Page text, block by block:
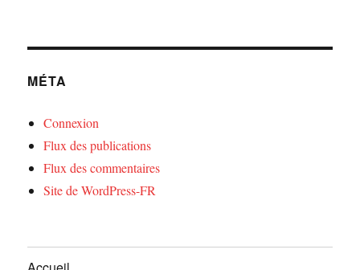
MÉTA
Connexion
Flux des publications
Flux des commentaires
Site de WordPress-FR